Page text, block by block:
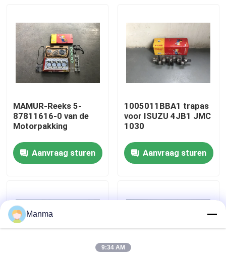
Ongeveer ons
Fabrieksreis
Contacteer ons
Verzoek om een Citaat
ISUZU Truck Parts
MAMUR-Reeks 5-
87811616-0 van de
Motorpakking
Aanvraag sturen
1005011BBA1 trapas
voor ISUZU 4JB1 JMC
1030
Aanvraag sturen
Manma
9:34 AM